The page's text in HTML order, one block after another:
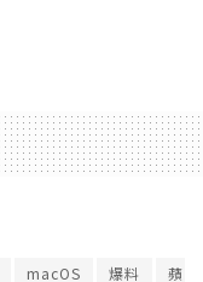
macOS 爆料 蘋果